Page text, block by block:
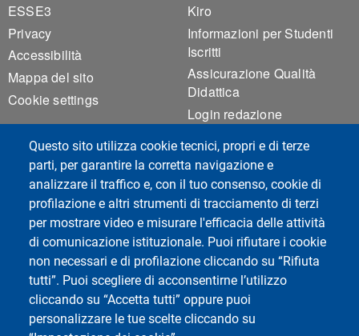
Questo sito utilizza cookie tecnici, propri e di terze
parti, per garantire la corretta navigazione e
analizzare il traffico e, con il tuo consenso, cookie di
profilazione e altri strumenti di tracciamento di terzi
per mostrare video e misurare l'efficacia delle attività
di comunicazione istituzionale. Puoi rifiutare i cookie
non necessari e di profilazione cliccando su “Rifiuta
tutti”. Puoi scegliere di acconsentirne l’utilizzo
cliccando su “Accetta tutti” oppure puoi
personalizzare le tue scelte cliccando su
ESSE3
Privacy
Accessibilità
Mappa del sito
Cookie settings
Kiro
Informazioni per Studenti
Iscritti
Assicurazione Qualità
Didattica
Login redazione
Social del corso di laurea